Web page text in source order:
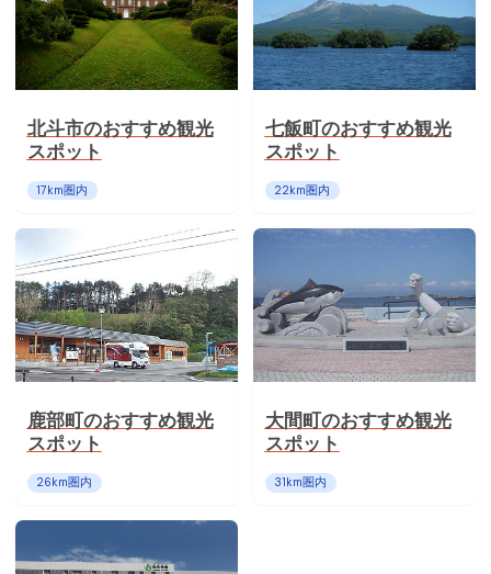
北斗市のおすすめ観光
スポット
17km圏内
七飯町のおすすめ観光
スポット
22km圏内
鹿部町のおすすめ観光
スポット
26km圏内
大間町のおすすめ観光
スポット
31km圏内